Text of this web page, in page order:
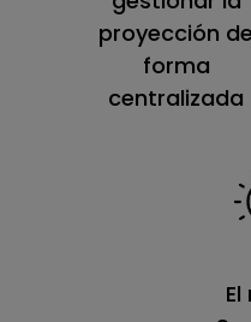
proyección de
forma
centralizada